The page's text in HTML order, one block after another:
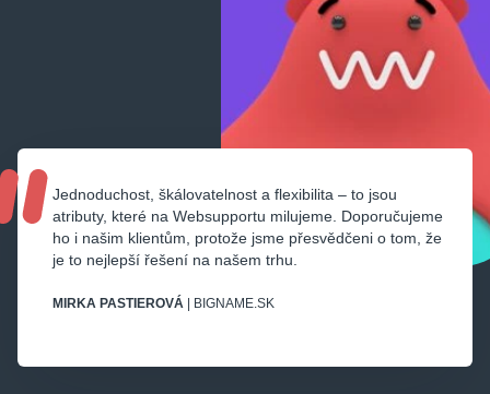
Jednoduchost, škálovatelnost a flexibilita – to jsou
atributy, které na Websupportu milujeme. Doporučujeme
ho i našim klientům, protože jsme přesvědčeni o tom, že
je to nejlepší řešení na našem trhu.
MIRKA PASTIEROVÁ | BIGNAME.SK